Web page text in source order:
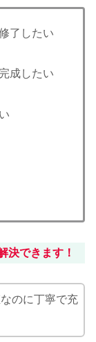
了したい
成したい
決できます！
のに丁寧で充